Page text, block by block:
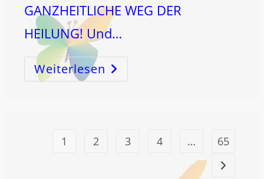
GANZHEITLICHE WEG DER
HEILUNG! Und…
Weiterlesen Macht
MONDSTRÖMEN®
Sensibel?
1 2 3 4 … 65
Zur